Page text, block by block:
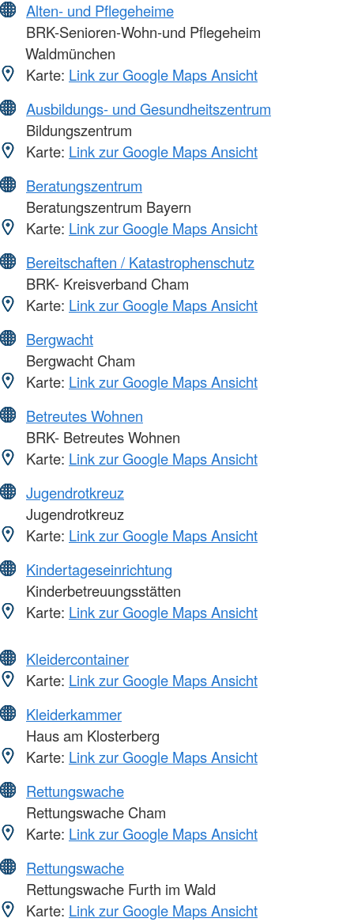
Alten- und Pflegeheime
BRK-Senioren-Wohn-und Pflegeheim
Waldmünchen
Karte: Link zur Google Maps Ansicht
Ausbildungs- und Gesundheitszentrum
Bildungszentrum
Karte: Link zur Google Maps Ansicht
Beratungszentrum
Beratungszentrum Bayern
Karte: Link zur Google Maps Ansicht
Bereitschaften / Katastrophenschutz
BRK- Kreisverband Cham
Karte: Link zur Google Maps Ansicht
Bergwacht
Bergwacht Cham
Karte: Link zur Google Maps Ansicht
Betreutes Wohnen
BRK- Betreutes Wohnen
Karte: Link zur Google Maps Ansicht
Jugendrotkreuz
Jugendrotkreuz
Karte: Link zur Google Maps Ansicht
Kindertageseinrichtung
Kinderbetreuungsstätten
Karte: Link zur Google Maps Ansicht
Kleidercontainer
Karte: Link zur Google Maps Ansicht
Kleiderkammer
Haus am Klosterberg
Karte: Link zur Google Maps Ansicht
Rettungswache
Rettungswache Cham
Karte: Link zur Google Maps Ansicht
Rettungswache
Rettungswache Furth im Wald
Karte: Link zur Google Maps Ansicht